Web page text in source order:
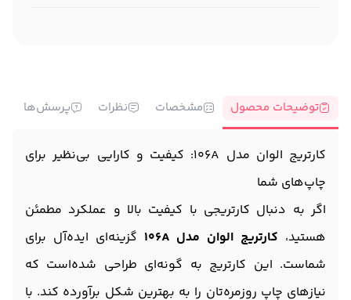
توضیحات محصول مشخصات نظرات پرسش‌ها
کارتریج الوان مدل 106A: کیفیت و کارایی بی‌نظیر برای
چاپ‌های شما
اگر به دنبال کارتریجی با کیفیت بالا و عملکرد مطمئن
هستید، کارتریج الوان مدل 106A
گزینه‌ای ایده‌آل برای
شماست. این کارتریج به گونه‌ای طراحی شده‌است که
نیازهای چاپ روزمره‌تان را به بهترین شکل برآورده کند. با